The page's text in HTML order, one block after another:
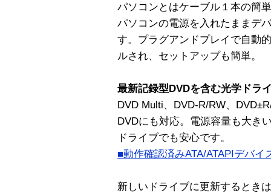
パソコンとはケーブル１本の簡
パソコンの電源を入れたままデ
す。プラグアンドプレイで自動
ルされ、セットアップも簡単。
最新記録型DVDを含む光学ドラ
DVD Multi、DVD-R/RW、
DVDにも対応。電源容量も大き
ドライブでも安心です。
■動作確認済みATA/ATAPIデバイ
新しいドライブに更新するとき